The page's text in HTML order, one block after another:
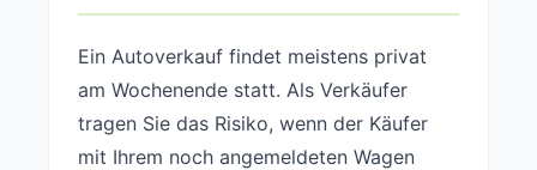
Ein Autoverkauf findet meistens privat
am Wochenende statt. Als Verkäufer
tragen Sie das Risiko, wenn der Käufer
mit Ihrem noch angemeldeten Wagen